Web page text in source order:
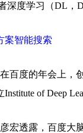
深度学习（DL，
案智能搜索
百度的年会上，
of Deep
宏透露，百度大